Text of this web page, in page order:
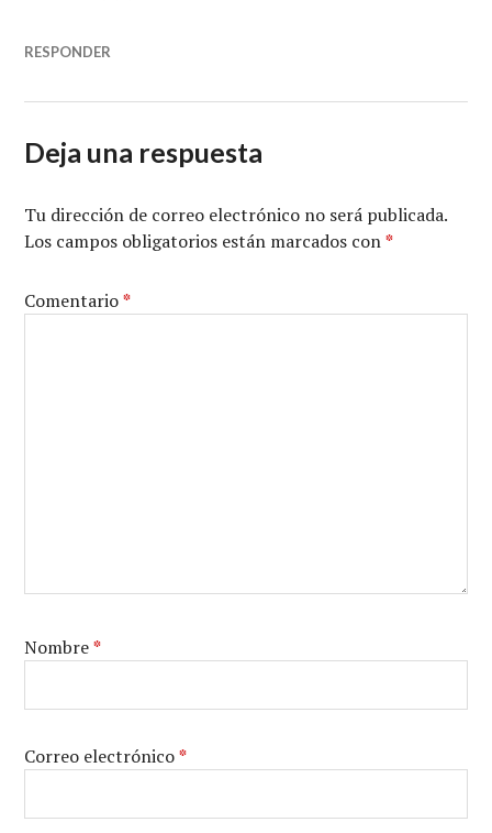
RESPONDER
Deja una respuesta
Tu dirección de correo electrónico no será publicada.
Los campos obligatorios están marcados con*
Comentario*
Nombre*
Correo electrónico*